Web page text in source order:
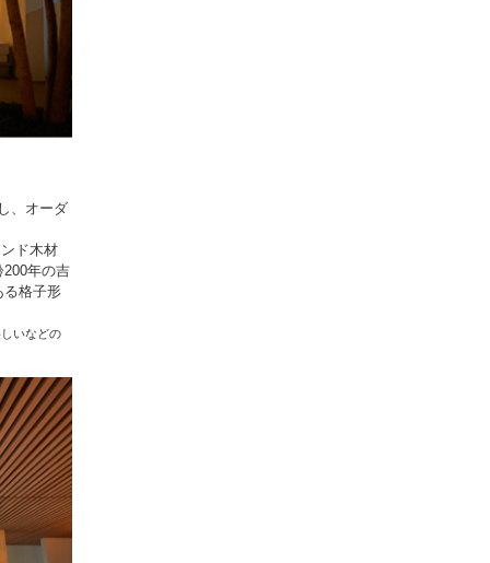
、オーダ
ド木材
年の吉
る格子形
いなどの